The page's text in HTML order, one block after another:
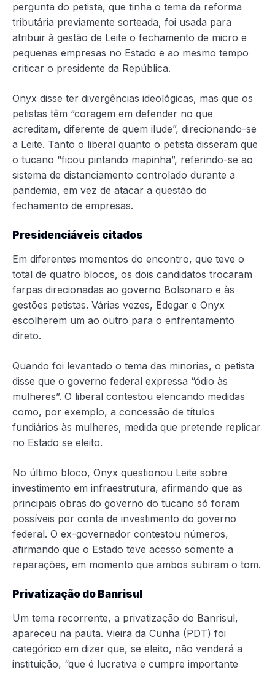
pergunta do petista, que tinha o tema da reforma
tributária previamente sorteada, foi usada para
atribuir à gestão de Leite o fechamento de micro e
pequenas empresas no Estado e ao mesmo tempo
criticar o presidente da República.
Onyx disse ter divergências ideológicas, mas que os
petistas têm “coragem em defender no que
acreditam, diferente de quem ilude”, direcionando-se
a Leite. Tanto o liberal quanto o petista disseram que
o tucano “ficou pintando mapinha”, referindo-se ao
sistema de distanciamento controlado durante a
pandemia, em vez de atacar a questão do
fechamento de empresas.
Presidenciáveis citados
Em diferentes momentos do encontro, que teve o
total de quatro blocos, os dois candidatos trocaram
farpas direcionadas ao governo Bolsonaro e às
gestões petistas. Várias vezes, Edegar e Onyx
escolherem um ao outro para o enfrentamento
direto.
Quando foi levantado o tema das minorias, o petista
disse que o governo federal expressa “ódio às
mulheres”. O liberal contestou elencando medidas
como, por exemplo, a concessão de títulos
fundiários às mulheres, medida que pretende replicar
no Estado se eleito.
No último bloco, Onyx questionou Leite sobre
investimento em infraestrutura, afirmando que as
principais obras do governo do tucano só foram
possíveis por conta de investimento do governo
federal. O ex-governador contestou números,
afirmando que o Estado teve acesso somente a
reparações, em momento que ambos subiram o tom.
Privatização do Banrisul
Um tema recorrente, a privatização do Banrisul,
apareceu na pauta. Vieira da Cunha (PDT) foi
categórico em dizer que, se eleito, não venderá a
instituição, “que é lucrativa e cumpre importante